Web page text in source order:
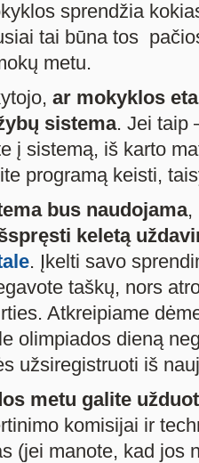
sprendžia
tai būna tos
metu.
ar mokyklos
sistema. Jei taip
į sistemą, iš karto
programą keisti,
bus naudojama,
keletą
. Įkelti savo
taškų, nors
Atkreipiame
olimpiados dieną
užsiregistruoti iš
metu galite
komisijai ir
(jei manote, kad jos